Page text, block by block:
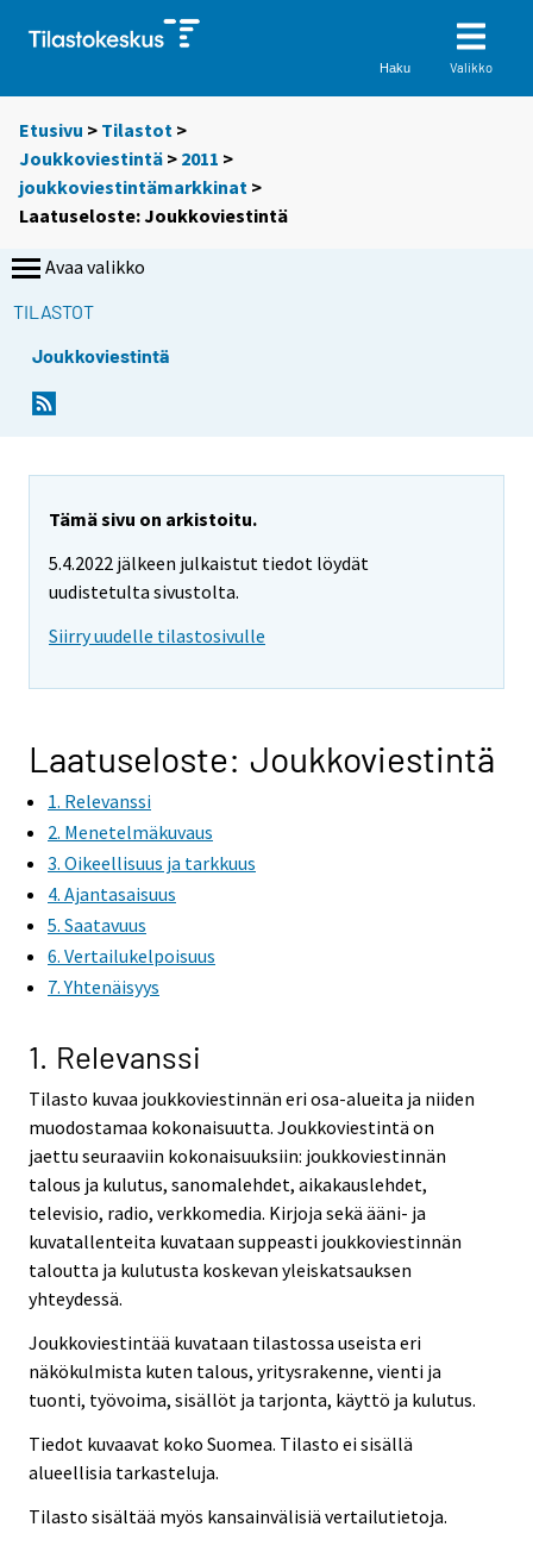
Haku Valikko
Etusivu > Tilastot >
Joukkoviestintä > 2011 >
joukkoviestintämarkkinat >
Laatuseloste: Joukkoviestintä
Avaa valikko
TILASTOT
Joukkoviestintä
Tämä sivu on arkistoitu.
5.4.2022 jälkeen julkaistut tiedot löydät
uudistetulta sivustolta.
Siirry uudelle tilastosivulle
Laatuseloste: Joukkoviestintä
1. Relevanssi
2. Menetelmäkuvaus
3. Oikeellisuus ja tarkkuus
4. Ajantasaisuus
5. Saatavuus
6. Vertailukelpoisuus
7. Yhtenäisyys
1. Relevanssi
Tilasto kuvaa joukkoviestinnän eri osa-alueita ja niiden
muodostamaa kokonaisuutta. Joukkoviestintä on
jaettu seuraaviin kokonaisuuksiin: joukkoviestinnän
talous ja kulutus, sanomalehdet, aikakauslehdet,
televisio, radio, verkkomedia. Kirjoja sekä ääni- ja
kuvatallenteita kuvataan suppeasti joukkoviestinnän
taloutta ja kulutusta koskevan yleiskatsauksen
yhteydessä.
Joukkoviestintää kuvataan tilastossa useista eri
näkökulmista kuten talous, yritysrakenne, vienti ja
tuonti, työvoima, sisällöt ja tarjonta, käyttö ja kulutus.
Tiedot kuvaavat koko Suomea. Tilasto ei sisällä
alueellisia tarkasteluja.
Tilasto sisältää myös kansainvälisiä vertailutietoja.